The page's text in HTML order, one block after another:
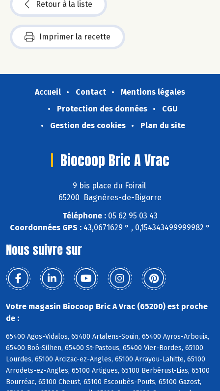
Retour à la liste
Imprimer la recette
Accueil Contact
Mentions légales
Protection des données
CGU
Gestion des cookies
Plan du site
Biocoop Bric A Vrac
9 bis place du Foirail
65200 Bagnères-de-Bigorre
Téléphone : 05 62 95 03 43
Coordonnées GPS : 43,0671629 ° , 0,154343499999982 °
Nous suivre sur
Votre magasin Biocoop Bric A Vrac (65200) est proche
de :
65400 Agos-Vidalos, 65400 Artalens-Souin, 65400 Ayros-Arbouix,
65400 Boô-Silhen, 65400 St-Pastous, 65400 Vier-Bordes, 65100
Lourdes, 65100 Arcizac-ez-Angles, 65100 Arrayou-Lahitte, 65100
Arrodets-ez-Angles, 65100 Artigues, 65100 Berbérust-Lias, 65100
Bourréac, 65100 Cheust, 65100 Escoubès-Pouts, 65100 Gazost,